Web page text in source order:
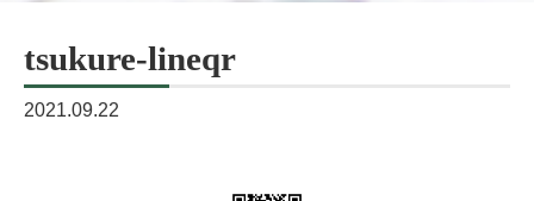
tsukure-lineqr
2021.09.22